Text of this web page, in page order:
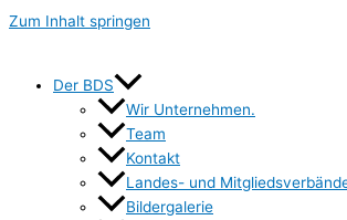
Zum Inhalt springen
Der BDS
Wir Unternehmen.
Team
Kontakt
Landes- und
Bildergalerie